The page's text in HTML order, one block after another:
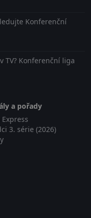
Konferenční
TV? Konferenční liga
a pořady
Express
3. série (2026)